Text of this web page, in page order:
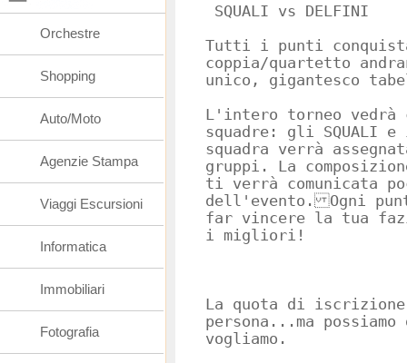
SQUALI vs DELFINI
Tutti i punti
coppia/quartetto
unico, gigantesco
L'intero torneo vedrà
squadre: gli SQUALI
squadra verrà
gruppi. La
ti verrà comunicata
dell'evento. Ogni
far vincere la tua
i migliori!
La quota di
persona...ma possiamo
vogliamo.
Orchestre
Shopping
Auto/Moto
Agenzie Stampa
Viaggi Escursioni
Informatica
Immobiliari
Fotografia